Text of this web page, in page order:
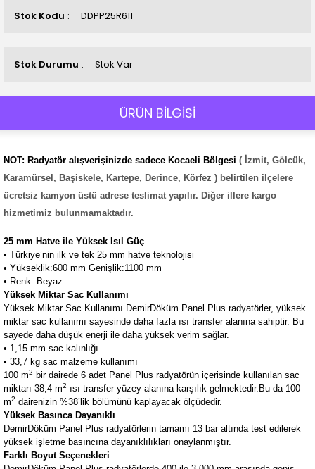
Stok Kodu DDPP25R611
Stok Durumu Stok Var
ÜRÜN BİLGİSİ
NOT: Radyatör alışverişinizde sadece Kocaeli Bölgesi ( İzmit, Gölcük,
Karamürsel, Başiskele, Kartepe, Derince, Körfez ) belirtilen ilçelere
ücretsiz kamyon üstü adrese teslimat yapılır. Diğer illere kargo
hizmetimiz bulunmamaktadır.
25 mm Hatve ile Yüksek Isıl Güç
• Türkiye’nin ilk ve tek 25 mm hatve teknolojisi
• Yükseklik:600 mm Genişlik:1100 mm
• Renk: Beyaz
Yüksek Miktar Sac Kullanımı
Yüksek Miktar Sac Kullanımı DemirDöküm Panel Plus radyatörler, yüksek
miktar sac kullanımı sayesinde daha fazla ısı transfer alanına sahiptir. Bu
sayede daha düşük enerji ile daha yüksek verim sağlar.
• 1,15 mm sac kalınlığı
• 33,7 kg sac malzeme kullanımı
100 m2
bir dairede 6 adet Panel Plus radyatörün içerisinde kullanılan sac
miktarı 38,4 m2 ısı transfer yüzey alanına karşılık gelmektedir.Bu da 100
m2 dairenizin %38’lik bölümünü kaplayacak ölçüdedir.
Yüksek Basınca Dayanıklı
DemirDöküm Panel Plus radyatörlerin tamamı 13 bar altında test edilerek
yüksek işletme basıncına dayanıklılıkları onaylanmıştır.
Farklı Boyut Seçenekleri